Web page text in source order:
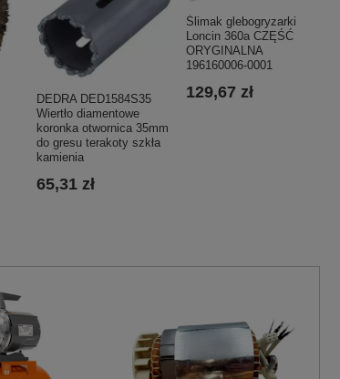
DEDRA DED1584S35
Wiertło diamentowe
koronka otwornica 35mm
do gresu terakoty szkła
kamienia
65,31 zł
Ślimak glebogryzarki
Loncin 360a CZĘŚĆ
ORYGINALNA
196160006-0001
129,67 zł